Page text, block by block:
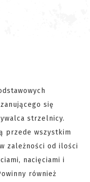
się
strzelnicy.
przede wszystkim
zależności od ilości
nacięciami i
również